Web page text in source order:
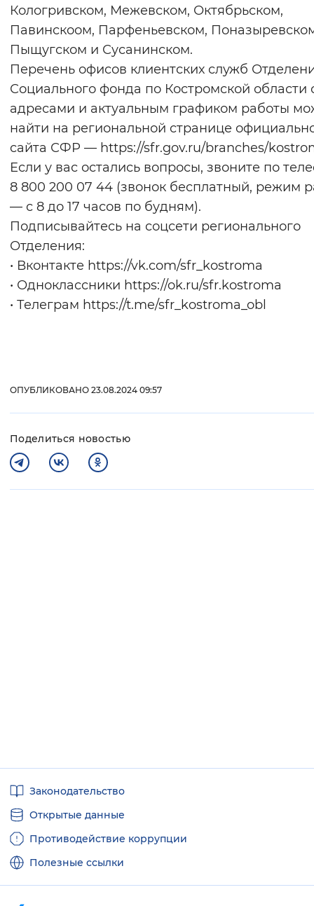
Кологривском, Межевском, Октябрьском,
Павинскоом, Парфеньевском,
Пыщугском и Сусанинском.
Перечень офисов клиентских служб
Социального фонда по Костромской области
адресами и актуальным графиком работы
найти на региональной странице
сайта СФР — https://sfr.gov.ru/branches/
Если у вас остались вопросы, звоните по
8 800 200 07 44 (звонок бесплатный, режим
— с 8 до 17 часов по будням).
Подписывайтесь на соцсети регионального
Отделения:
• Вконтакте https://vk.com/sfr_kostroma
• Одноклассники https://ok.ru/sfr.kostroma
• Телеграм https://t.me/sfr_kostroma_obl
ОПУБЛИКОВАНО 23.08.2024 09:57
Поделиться новостью
ссылкиЗаконодательство
Открытые данные
Противодействие коррупции
Полезные ссылки